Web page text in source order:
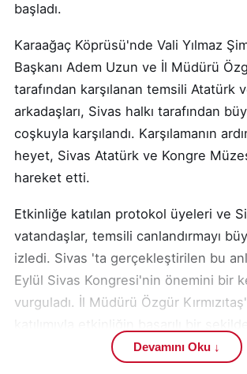
başladı.
Karaağaç Köprüsü'nde Vali Yılmaz
Başkanı Adem Uzun ve İl Müdürü
tarafından karşılanan temsili Atatürk
arkadaşları, Sivas halkı tarafından
coşkuyla karşılandı. Karşılamanın
heyet, Sivas Atatürk ve Kongre
hareket etti.
Etkinliğe katılan protokol üyeleri ve
vatandaşlar, temsili canlandırmayı
izledi. Sivas 'ta gerçekleştirilen bu
Eylül Sivas Kongresi'nin önemini bir
vurguladı. İl Müdürü Özgür
Devamını Oku ↓